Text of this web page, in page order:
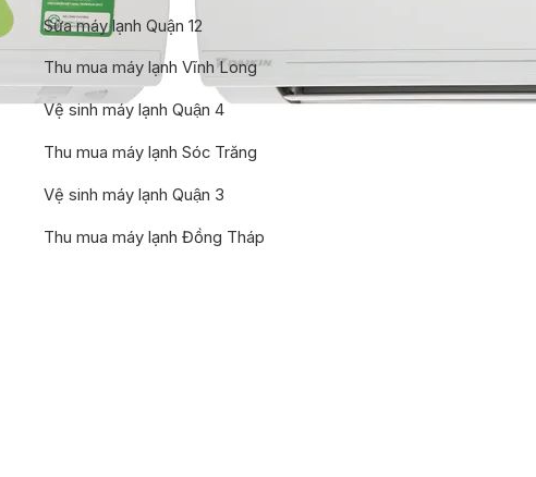
Sửa máy lạnh Quận 12
Thu mua máy lạnh Vĩnh Long
Vệ sinh máy lạnh Quận 4
Thu mua máy lạnh Sóc Trăng
Vệ sinh máy lạnh Quận 3
Thu mua máy lạnh Đồng Tháp